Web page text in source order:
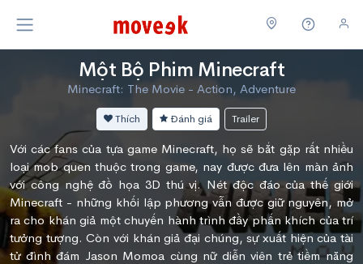
Một Bộ Phim Minecraft
Minecraft: The Movie - Action, Adventure
Thích Đánh giá Trailer
Với các fans của tựa game Minecraft, họ sẽ bắt gặp rất nhiều
loại mob quen thuộc trong game, nay được đưa lên màn ảnh
với công nghệ đồ họa 3D thú vị. Nét độc đáo của thế giới
Minecraft - những khối lập phương vẫn được giữ nguyên, mở
ra cho khán giả một chuyến hành trình đầy phấn khích của trí
tưởng tượng. Còn với khán giả đại chúng, sự xuất hiện của tài
tử đình đám Jason Momoa cùng nữ diễn viên trẻ tiềm năng